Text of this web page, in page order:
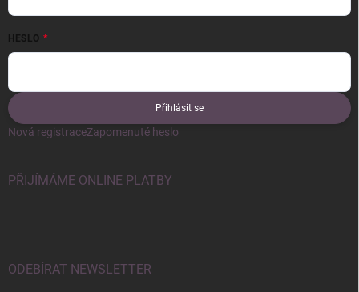
HESLO
Přihlásit se
Nová registraceZapomenuté heslo
PŘIJÍMÁME ONLINE PLATBY
ODEBÍRAT NEWSLETTER